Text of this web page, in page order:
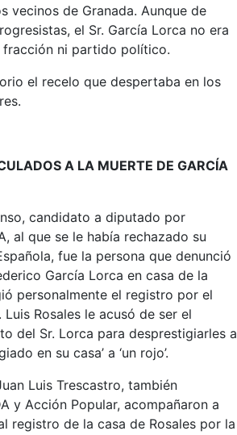
vecinos de Granada. Aunque de
el Sr. García Lorca no era
fracción ni partido político.
el recelo que despertaba en los
A LA MUERTE DE GARCÍA
candidato a diputado por
al que se le había rechazado su
fue la persona que denunció
García Lorca en casa de la
personalmente el registro por el
Rosales le acusó de ser el
del Sr. Lorca para desprestigiarles a
en su casa’ a ‘un rojo’.
Luis Trescastro, también
y Acción Popular, acompañaron a
registro de la casa de Rosales por la